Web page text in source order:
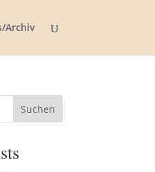
Archiv
Suchen